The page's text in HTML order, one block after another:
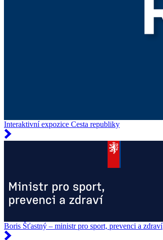
Interaktivní expozice Cesta republiky
Boris Šťastný – ministr pro sport, prevenci a zdraví